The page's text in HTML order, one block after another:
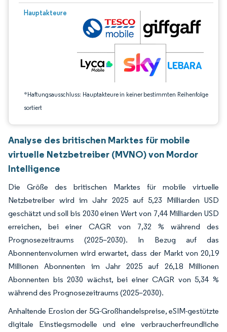
Hauptakteure
*Haftungsausschluss: Hauptakteure in keiner bestimmten Reihenfolge
sortiert
Bild © Mordor Intelligence. Wiederverwendung erfordert Namensnennung
Analyse des britischen Marktes für mobile
virtuelle Netzbetreiber (MVNO) von Mordor
Intelligence
Die Größe des britischen Marktes für mobile virtuelle
Netzbetreiber wird im Jahr 2025 auf 5,23 Milliarden USD
geschätzt und soll bis 2030 einen Wert von 7,44 Milliarden USD
erreichen, bei einer CAGR von 7,32 % während des
Prognosezeitraums (2025–2030). In Bezug auf das
Abonnentenvolumen wird erwartet, dass der Markt von 20,19
Millionen Abonnenten im Jahr 2025 auf 26,18 Millionen
Abonnenten bis 2030 wächst, bei einer CAGR von 5,34 %
während des Prognosezeitraums (2025–2030).
Anhaltende Erosion der 5G-Großhandelspreise, eSIM-gestützte
digitale Einstiegsmodelle und eine verbraucherfreundliche